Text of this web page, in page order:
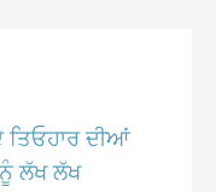
ਤਿਓਹਾਰ ਦੀਆਂ
ਨੂੰ ਲੱਖ ਲੱਖ